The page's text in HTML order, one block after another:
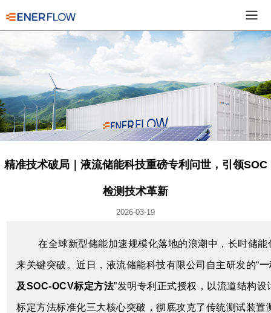
精准技术破局｜液流储能科技重磅专利问世，引领SOC
检测技术革新
2026-03-19
在全球新型储能加速规模化落地的浪潮中，长时储
来关键突破。近日，液流储能科技有限公司自主研发的“
及SOC-OCV标定方法”发明专利正式授权，以流道结构
标定方法标准化三大核心突破，彻底攻克了传统测试装置